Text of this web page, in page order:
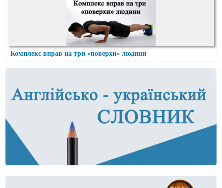
Комплекс вправ на три «поверхи» людини